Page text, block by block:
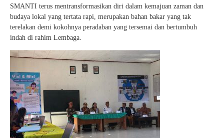
SMANTI terus mentransformasikan diri dalam kemajuan zaman dan
budaya lokal yang tertata rapi, merupakan bahan bakar yang tak
terelakan demi kokohnya peradaban yang tersemai dan bertumbuh
indah di rahim Lembaga.